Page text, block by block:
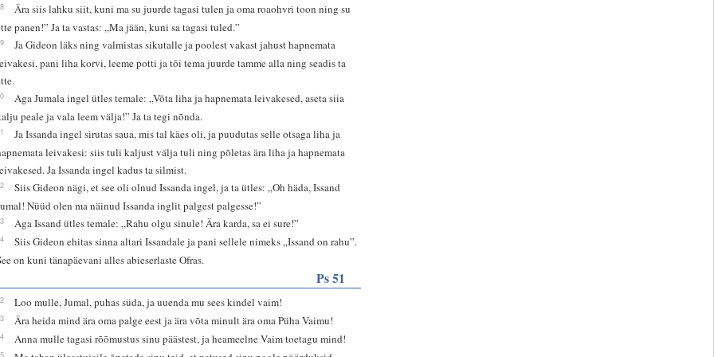
Ära siis lahku siit, kuni ma su juurde tagasi tulen ja oma roaohvri toon ning su
panen!” Ja ta vastas: „Ma jään, kuni sa tagasi tuled.”
Ja Gideon läks ning valmistas sikutalle ja poolest vakast jahust hapnemata
pani liha korvi, leeme potti ja tõi tema juurde tamme alla ning seadis ta
Aga Jumala ingel ütles temale: „Võta liha ja hapnemata leivakesed, aseta siia
peale ja vala leem välja!” Ja ta tegi nõnda.
Ja Issanda ingel sirutas saua, mis tal käes oli, ja puudutas selle otsaga liha ja
leivakesi: siis tuli kaljust välja tuli ning põletas ära liha ja hapnemata
Ja Issanda ingel kadus ta silmist.
Siis Gideon nägi, et see oli olnud Issanda ingel, ja ta ütles: „Oh häda, Issand
Nüüd olen ma näinud Issanda inglit palgest palgesse!”
Aga Issand ütles temale: „Rahu olgu sinule! Ära karda, sa ei sure!”
Siis Gideon ehitas sinna altari Issandale ja pani sellele nimeks „Issand on rahu”.
on kuni tänapäevani alles abieserlaste Ofras.
Ps 51
Loo mulle, Jumal, puhas süda, ja uuenda mu sees kindel vaim!
Ära heida mind ära oma palge eest ja ära võta minult ära oma Püha Vaimu!
Anna mulle tagasi rõõmustus sinu päästest, ja heameelne Vaim toetagu mind!